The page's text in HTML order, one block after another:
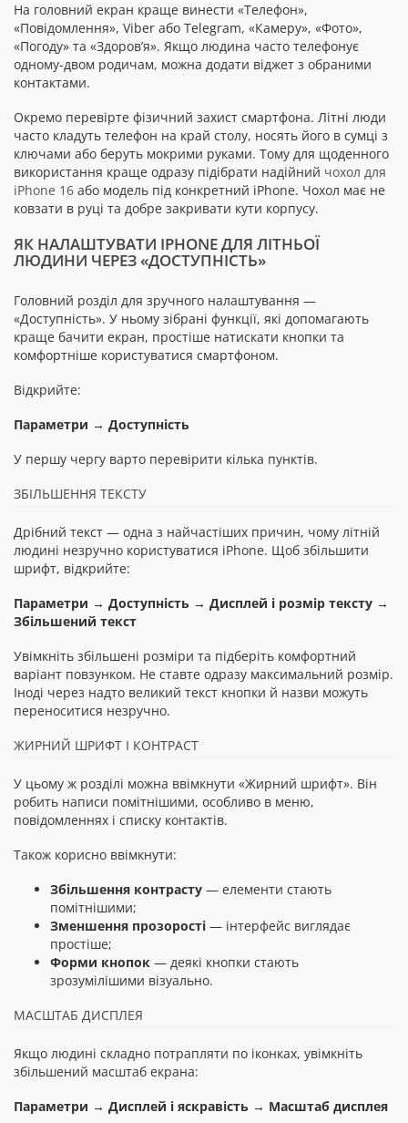
На головний екран краще винести «Телефон»,
«Повідомлення», Viber або Telegram, «Камеру», «Фото»,
«Погоду» та «Здоров’я». Якщо людина часто телефонує
одному-двом родичам, можна додати віджет з обраними
контактами.
Окремо перевірте фізичний захист смартфона. Літні люди
часто кладуть телефон на край столу, носять його в сумці з
ключами або беруть мокрими руками. Тому для щоденного
використання краще одразу підібрати надійний чохол для
iPhone 16 або модель під конкретний iPhone. Чохол має не
ковзати в руці та добре закривати кути корпусу.
ЯК НАЛАШТУВАТИ IPHONE ДЛЯ ЛІТНЬОЇ
ЛЮДИНИ ЧЕРЕЗ «ДОСТУПНІСТЬ»
Головний розділ для зручного налаштування —
«Доступність». У ньому зібрані функції, які допомагають
краще бачити екран, простіше натискати кнопки та
комфортніше користуватися смартфоном.
Відкрийте:
Параметри → Доступність
У першу чергу варто перевірити кілька пунктів.
ЗБІЛЬШЕННЯ ТЕКСТУ
Дрібний текст — одна з найчастіших причин, чому літній
людині незручно користуватися iPhone. Щоб збільшити
шрифт, відкрийте:
Параметри → Доступність → Дисплей і розмір тексту →
Збільшений текст
Увімкніть збільшені розміри та підберіть комфортний
варіант повзунком. Не ставте одразу максимальний розмір.
Іноді через надто великий текст кнопки й назви можуть
переноситися незручно.
ЖИРНИЙ ШРИФТ І КОНТРАСТ
У цьому ж розділі можна ввімкнути «Жирний шрифт». Він
робить написи помітнішими, особливо в меню,
повідомленнях і списку контактів.
Також корисно ввімкнути:
Збільшення контрасту — елементи стають
помітнішими;
Зменшення прозорості — інтерфейс виглядає
простіше;
Форми кнопок — деякі кнопки стають
зрозумілішими візуально.
МАСШТАБ ДИСПЛЕЯ
Якщо людині складно потрапляти по іконках, увімкніть
збільшений масштаб екрана:
Параметри → Дисплей і яскравість → Масштаб дисплея